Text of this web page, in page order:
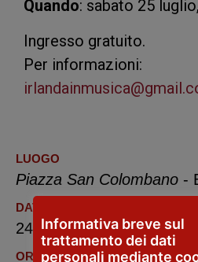
Quando: sabato 25
Ingresso gratuito.
Per informazioni:
LUOGO
Piazza San Colombano -
DATE
24 - 25 luglio 2026
ORARIO
Informativa breve sul
trattamento dei dati
personali mediante